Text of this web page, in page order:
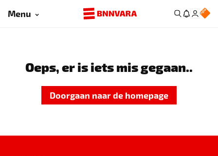
Menu
Oeps, er is iets mis gegaan..
Doorgaan naar de homepage